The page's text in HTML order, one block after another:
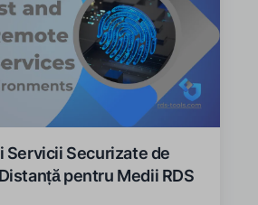
Servicii Securizate de
pentru Medii RDS